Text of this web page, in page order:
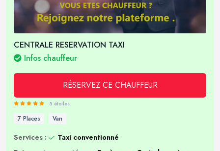
CENTRALE RESERVATION TAXI
Infos chauffeur
RÉSERVEZ CE CHAUFFEUR
5 étoiles
7 Places Van
Services :
Taxi conventionné